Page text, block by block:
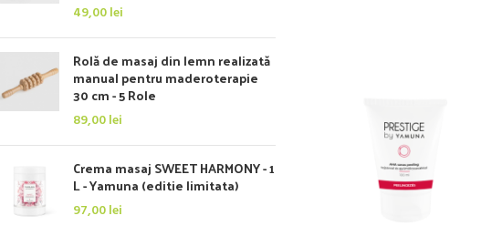
49,00lei
Rolă de masaj din lemn realizată
manual pentru maderoterapie
30 cm - 5 Role
89,00lei
Crema masaj SWEET HARMONY - 1
L - Yamuna (editie limitata)
97,00lei